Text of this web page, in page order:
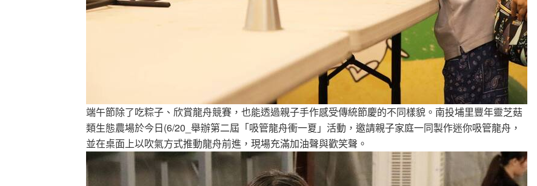
端午節除了吃粽子、欣賞龍舟競賽，也能透過親子手作感受傳統節慶的不同樣貌。南投埔里豐年靈芝菇
類生態農場於今日(6/20_舉辦第二屆「吸管龍舟衝一夏」活動，邀請親子家庭一同製作迷你吸管龍舟，
並在桌面上以吹氣方式推動龍舟前進，現場充滿加油聲與歡笑聲。